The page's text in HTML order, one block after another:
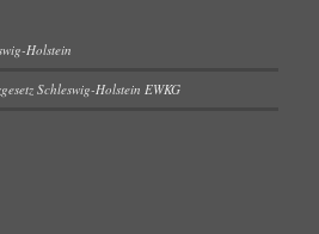
Holstein
Schleswig-Holstein EWKG